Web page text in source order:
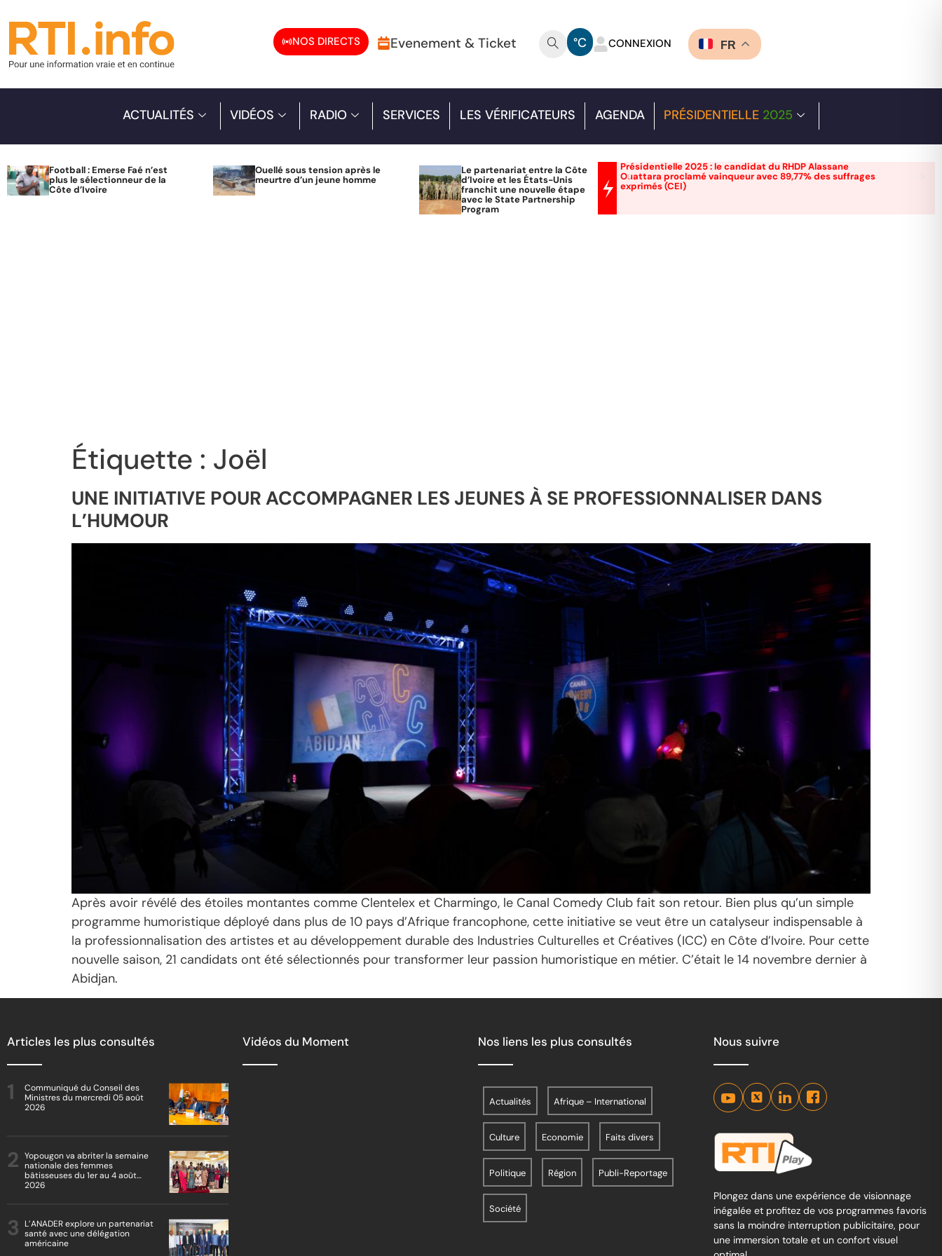
NOS DIRECTS Evenement & Ticket °C CONNEXION FR
ACTUALITÉS VIDÉOS RADIO SERVICES LES VÉRIFICATEURS AGENDA PRÉSIDENTIELLE 2025
Football : Emerse Faé n’est
plus le sélectionneur de la
Côte d’Ivoire
Ouellé sous tension après le
meurtre d’un jeune homme
Le partenariat entre la Côte
d’Ivoire et les États-Unis
franchit une nouvelle étape
avec le State Partnership
Program
Présidentielle 2025 : le candidat du RHDP Alassane
Ouattara proclamé vainqueur avec 89,77% des suffrages
exprimés (CEI)
Étiquette : Joël
UNE INITIATIVE POUR ACCOMPAGNER LES JEUNES À SE PROFESSIONNALISER DANS
L’HUMOUR
Après avoir révélé des étoiles montantes comme Clentelex et Charmingo, le Canal Comedy Club fait son retour. Bien plus qu’un simple
programme humoristique déployé dans plus de 10 pays d’Afrique francophone, cette initiative se veut être un catalyseur indispensable à
la professionnalisation des artistes et au développement durable des Industries Culturelles et Créatives (ICC) en Côte d’Ivoire. Pour cette
nouvelle saison, 21 candidats ont été sélectionnés pour transformer leur passion humoristique en métier. C’était le 14 novembre dernier à
Abidjan.
Articles les plus consultés
Communiqué du Conseil des
Ministres du mercredi 05 août
2026
Yopougon va abriter la semaine
nationale des femmes
bâtisseuses du 1er au 4 août
2026
L’ANADER explore un partenariat
santé avec une délégation
américaine
Vidéos du Moment Nos liens les plus consultés
Actualités Afrique – International
Culture Economie Faits divers
Politique Région Publi-Reportage
Société
Nous suivre
Plongez dans une expérience de visionnage
inégalée et profitez de vos programmes favoris
sans la moindre interruption publicitaire, pour
une immersion totale et un confort visuel